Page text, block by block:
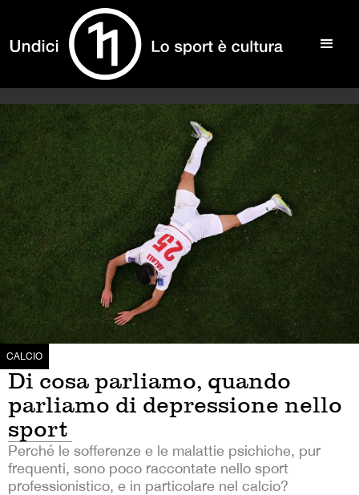
CALCIO
Di cosa parliamo, quando
parliamo di depressione nello
sport
Perché le sofferenze e le malattie psichiche, pur
frequenti, sono poco raccontate nello sport
professionistico, e in particolare nel calcio?